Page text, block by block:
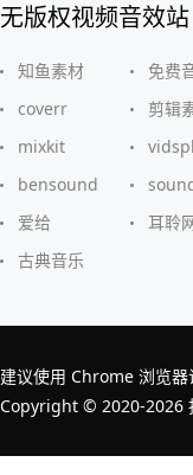
无版权视频音效站
知鱼素材
免费
coverr
剪辑
mixkit
bensound
爱给
耳聆
古典音乐
建议使用 Chrome 浏览器
Copyright © 2020-2026